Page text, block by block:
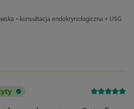
• konsultacja endokrynologiczna + USG